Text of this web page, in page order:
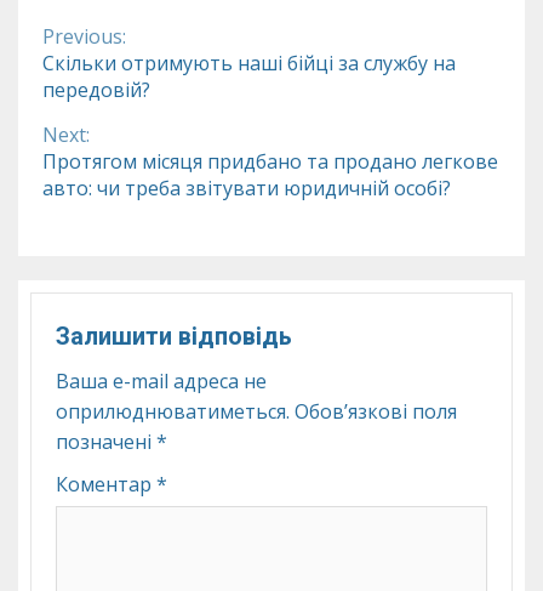
Continue
Reading
Previous:
Скільки отримують наші бійці за службу на
передовій?
Next:
Протягом місяця придбано та продано легкове
авто: чи треба звітувати юридичній особі?
Залишити відповідь
Ваша e-mail адреса не
оприлюднюватиметься. Обов’язкові поля
позначені *
Коментар *